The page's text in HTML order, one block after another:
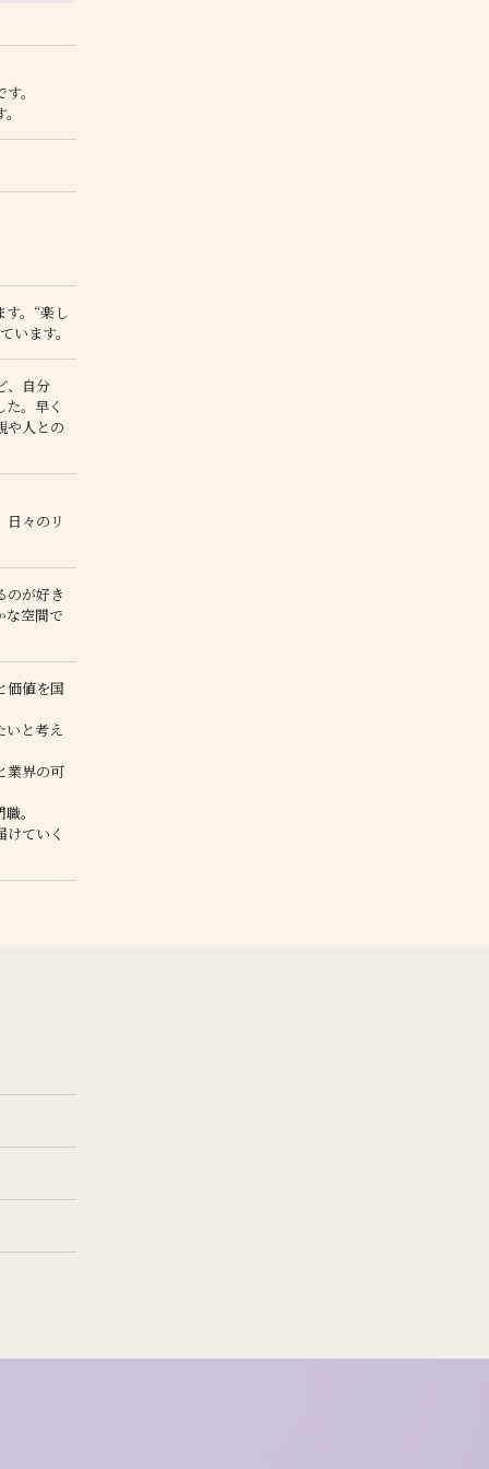
。
。“楽し
います。
、自分
。早く
や人との
日々のリ
のが好き
な空間で
価値を国
と考え
業界の可
。
ていく